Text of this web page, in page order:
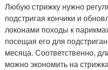
Любую стрижку нужно
подстригая кончики и
локонами походы к
посещая его для
месяца. Соответственно,
можно экономить на